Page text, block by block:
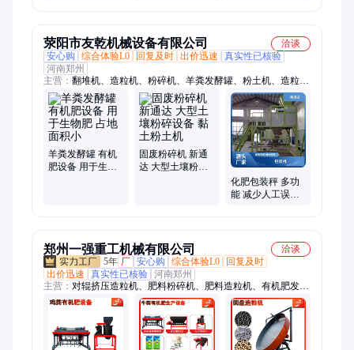
荥阳市友乾机械设备有限公司
洽谈
安心购
综合体验L0 回复及时 出价迅速
真实性已核验
河南郑州
主营： 翻堆机、造粒机、粉碎机、羊粪发酵罐、粉土机、造粒设
备、对辊颗粒机、挤压颗粒机、实验室颗粒机
羊粪发酵罐 有机
肥设备 用于生物
固废粉碎机 新通
达 大型土壤粉碎
化肥包装秤 多功
能 减少人工误差
郑州一强重工机械有限公司
洽谈
5年 厂 安心购 综合体验L0
回复及时
出价迅速
真实性已核验 河南郑州
主营： 对辊挤压造粒机、肥料粉碎机、肥料造粒机、有机肥发酵
设备、发酵翻堆机、有机肥设备、复合肥设备、有机肥造粒机、
BB肥设备、有机肥生产线、粉状有机肥设备、圆盘造粒机、转
股造粒机、履带式翻堆机、轮盘翻堆机、有机肥烘干机、猪粪有
机肥设备